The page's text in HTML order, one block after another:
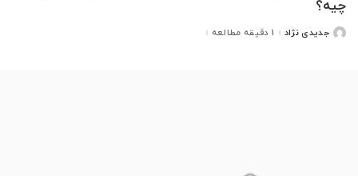
چیه؟
ارسالجدیدی نژاد 1 دقیقه مطالعه